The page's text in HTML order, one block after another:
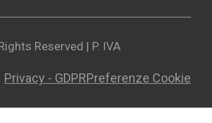
Reserved | P. IVA
Privacy - GDPRPreferenze Cookie